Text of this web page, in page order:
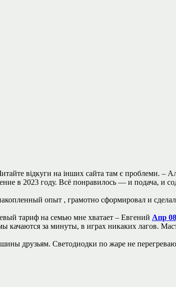
відкуги на інших сайта там є проблеми. –
в 2023 году. Всё понравилось — и подача, и
опыт , грамотно сформировал и
тариф на семью мне хватает – Евгений Апр
качаются за минуты, в играх никаких лагов.
друзьям. Светодиодки по жаре не